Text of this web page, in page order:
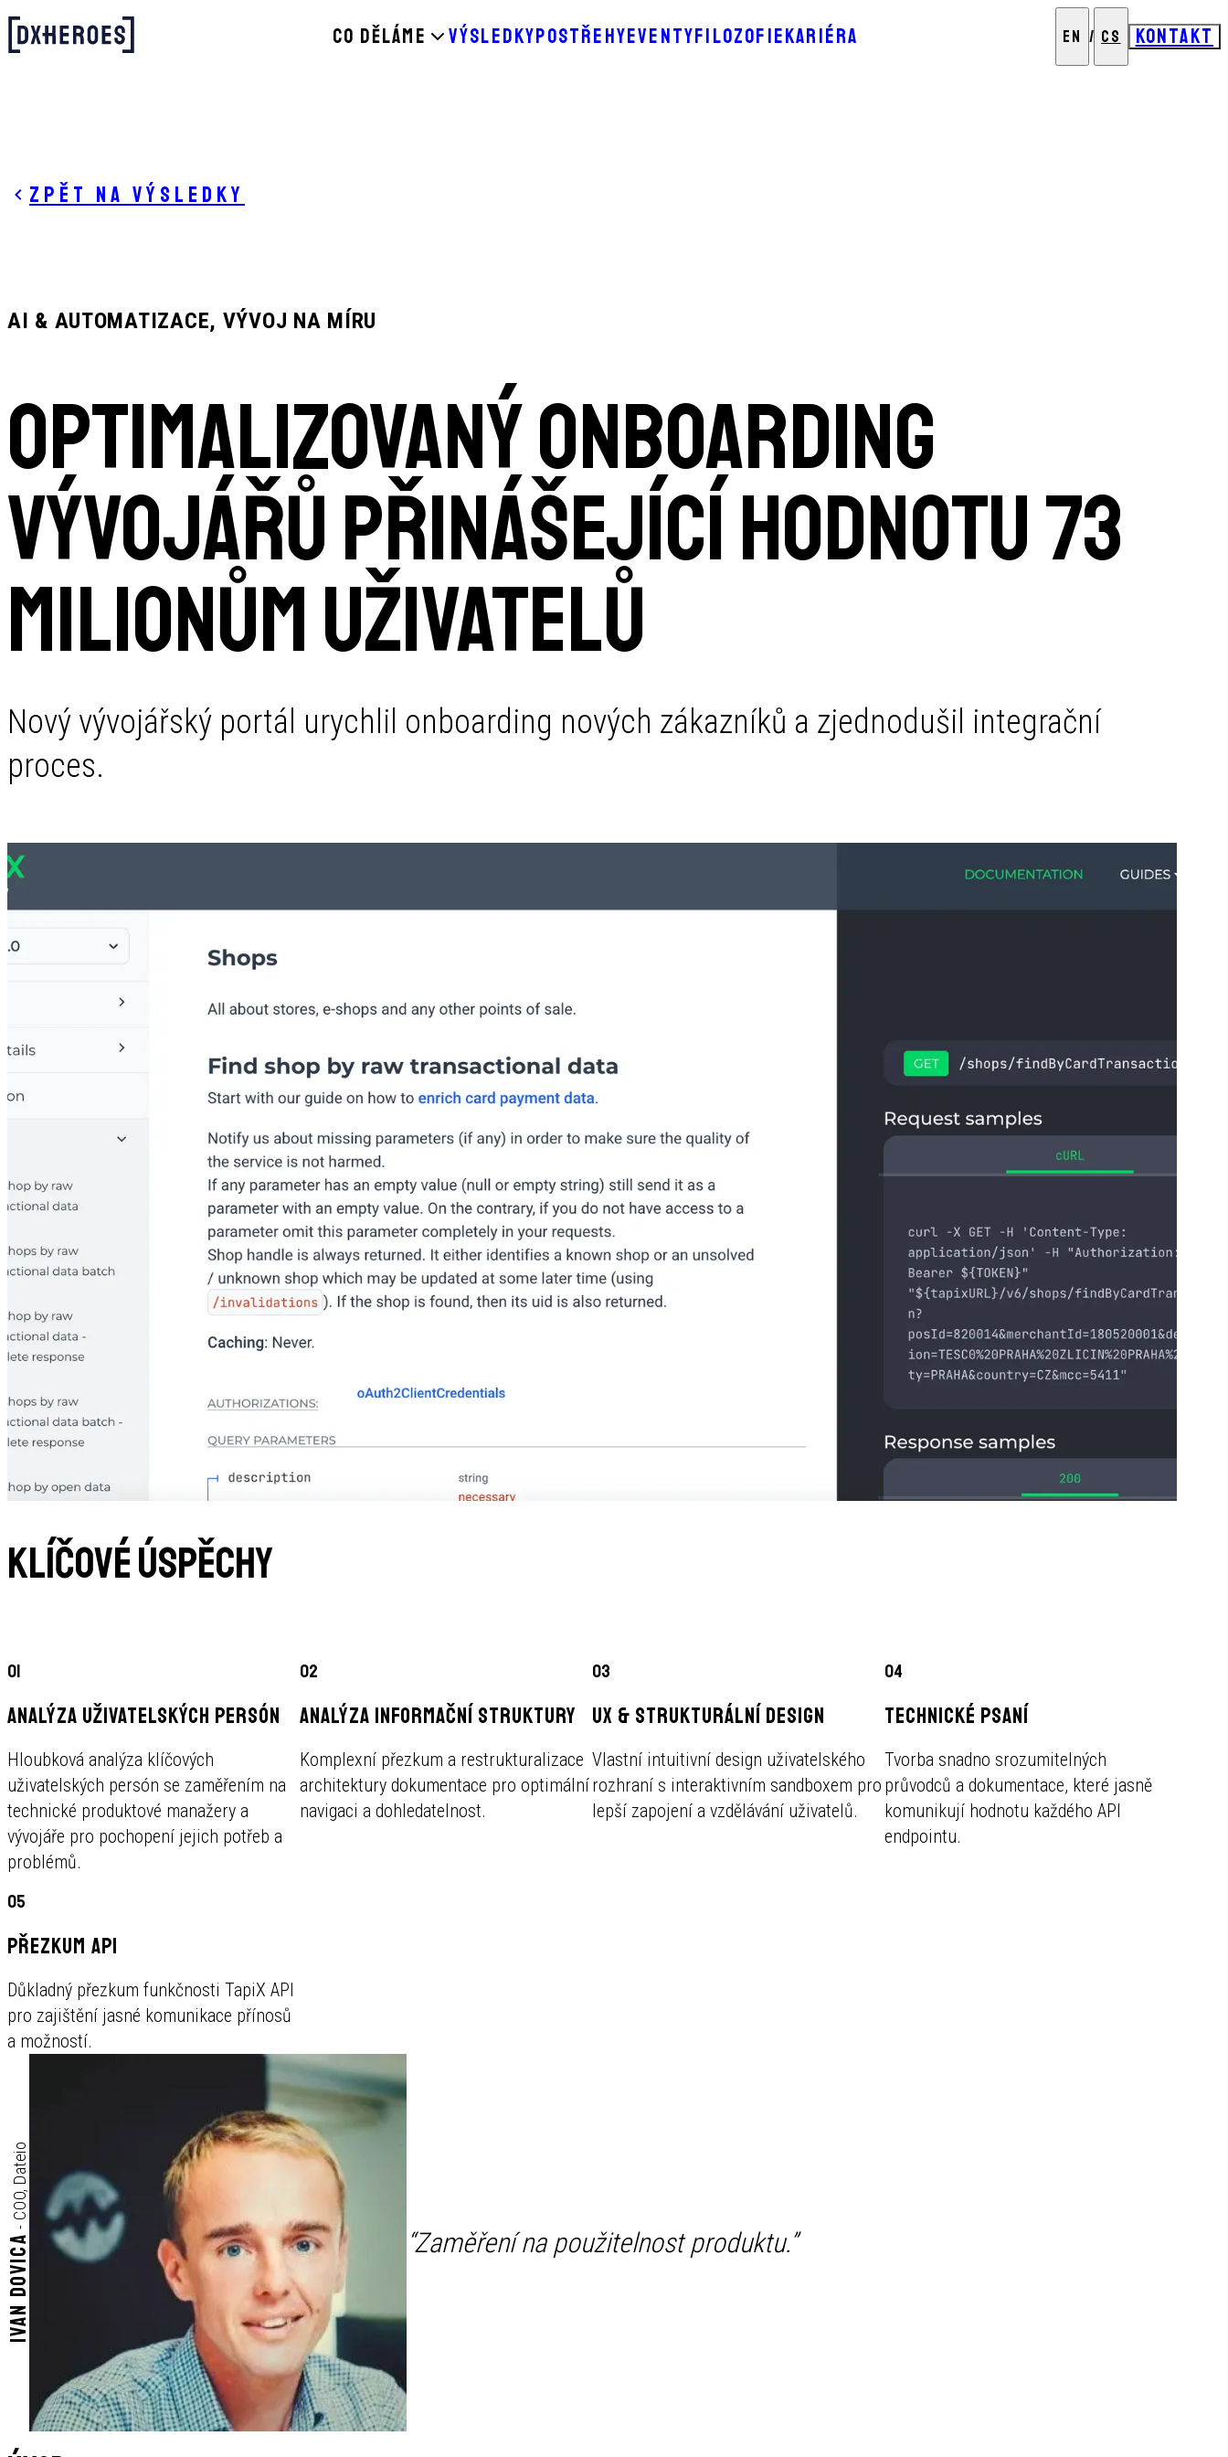
CO DĚLÁME VÝSLEDKYPOSTŘEHYEVENTYFILOZOFIEKARIÉRA EN / CS KONTAKT
Zpět na výsledky
AI & AUTOMATIZACE, VÝVOJ NA MÍRU
Optimalizovaný onboarding
vývojářů přinášející hodnotu 73
milionům uživatelů
Nový vývojářský portál urychlil onboarding nových zákazníků a zjednodušil integrační
proces.
Klíčové úspěchy
01
ANALÝZA UŽIVATELSKÝCH PERSÓN
Hloubková analýza klíčových
uživatelských persón se zaměřením na
technické produktové manažery a
vývojáře pro pochopení jejich potřeb a
problémů.
02
ANALÝZA INFORMAČNÍ STRUKTURY
Komplexní přezkum a restrukturalizace
architektury dokumentace pro optimální
navigaci a dohledatelnost.
03
UX & STRUKTURÁLNÍ DESIGN
Vlastní intuitivní design uživatelského
rozhraní s interaktivním sandboxem pro
lepší zapojení a vzdělávání uživatelů.
04
TECHNICKÉ PSANÍ
Tvorba snadno srozumitelných
průvodců a dokumentace, které jasně
komunikují hodnotu každého API
endpointu.
05
PŘEZKUM API
Důkladný přezkum funkčnosti TapiX API
pro zajištění jasné komunikace přínosů
a možností.
Ivan Dovica
-
COO, Dateio
“Zaměření na použitelnost produktu.”